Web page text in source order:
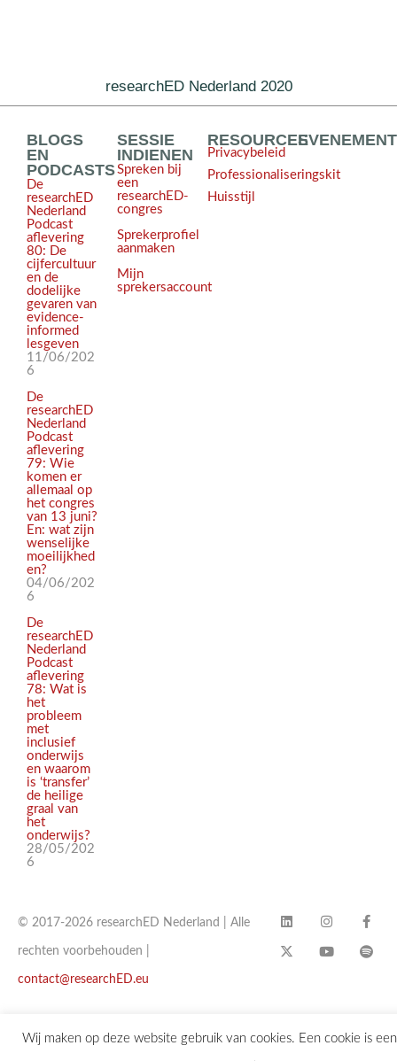
researchED Nederland 2020
BLOGS
EN
PODCASTS
De
researchED
Nederland
Podcast
aflevering
80: De
cijfercultuur
en de
dodelijke
gevaren van
evidence-
informed
lesgeven
11/06/202
6
De
researchED
Nederland
Podcast
aflevering
79: Wie
komen er
allemaal op
het congres
van 13 juni?
En: wat zijn
wenselijke
moeilijkhed
en?
04/06/202
6
De
researchED
Nederland
Podcast
aflevering
78: Wat is
het
probleem
met
inclusief
onderwijs
en waarom
is ‘transfer’
de heilige
graal van
het
onderwijs?
28/05/202
6
SESSIE
INDIENEN
Spreken bij
een
researchED-
congres
Sprekerprofiel
aanmaken
Mijn
sprekersaccount
RESOURCES
Privacybeleid
Professionaliseringskit
Huisstijl
© 2017-2026 researchED Nederland | Alle
rechten voorbehouden |
contact@researchED.eu
Wij maken op deze website gebruik van cookies. Een cookie is een